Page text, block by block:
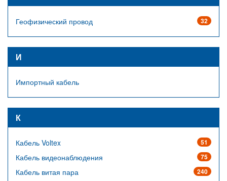
32
Геофизический провод
И
Импортный кабель
К
51
Кабель Voltex
75
Кабель видеонаблюдения
240
Кабель витая пара